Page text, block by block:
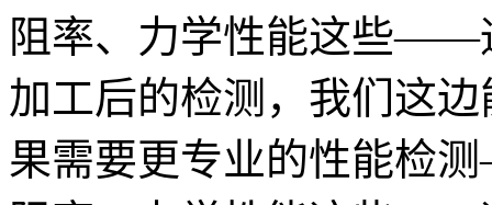
阻率、力学性能这些——
加工后的检测，我们这
果需要更专业的性能检